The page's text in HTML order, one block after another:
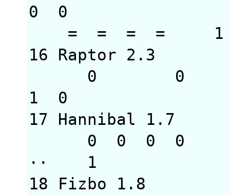
0 0
= = =
16 Raptor 2.3
0 0 =
1 0
17 Hannibal
0 0 0 0
··
18 Fizbo 1.8